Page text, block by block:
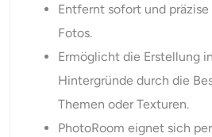
Entfernt sofort und
Fotos.
Ermöglicht die Erstellung
Hintergründe durch die
Themen oder Texturen.
PhotoRoom eignet sich